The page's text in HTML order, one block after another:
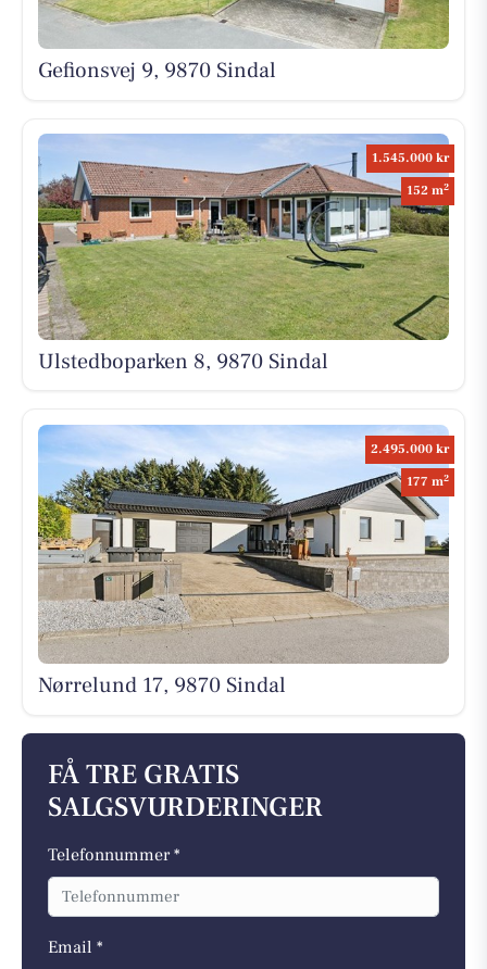
Gefionsvej 9, 9870 Sindal
1.545.000 kr
152 m2
Ulstedboparken 8, 9870 Sindal
2.495.000 kr
177 m2
Nørrelund 17, 9870 Sindal
FÅ TRE GRATIS
SALGSVURDERINGER
Telefonnummer *
Email *